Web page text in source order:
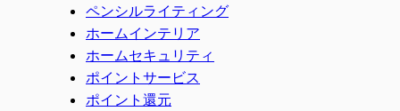
ペンシルライティング
ホームインテリア
ホームセキュリティ
ポイントサービス
ポイント還元